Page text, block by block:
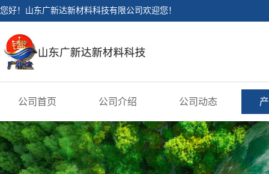
您好！山东广新达新材料科技有限公司欢迎您！
公司首页 公司介绍 公司动态